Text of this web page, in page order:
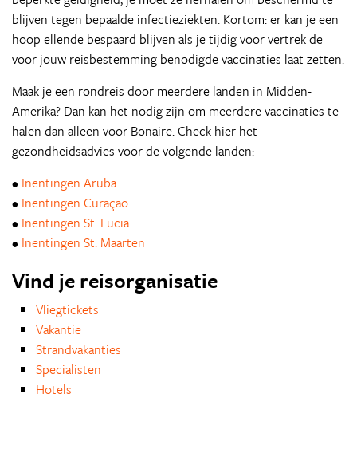
blijven tegen bepaalde infectieziekten. Kortom: er kan je een
hoop ellende bespaard blijven als je tijdig voor vertrek de
voor jouw reisbestemming benodigde vaccinaties laat zetten.
Maak je een rondreis door meerdere landen in Midden-
Amerika? Dan kan het nodig zijn om meerdere vaccinaties te
halen dan alleen voor Bonaire. Check hier het
gezondheidsadvies voor de volgende landen:
• Inentingen Aruba
• Inentingen Curaçao
• Inentingen St. Lucia
• Inentingen St. Maarten
Vind je reisorganisatie
Vliegtickets
Vakantie
Strandvakanties
Specialisten
Hotels